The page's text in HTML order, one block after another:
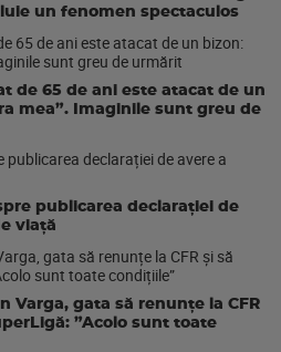
un fenomen spectaculos
de 65 de ani este atacat de un
mea”. Imaginile sunt greu de
publicarea declarației de
viață
Varga, gata să renunțe la CFR
”Acolo sunt toate